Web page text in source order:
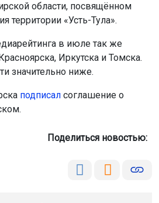
области, посвящённом
территории «Усть-Тула».
в июле так же
Иркутска и Томска.
значительно ниже.
подписал соглашение о
Поделиться новостью: